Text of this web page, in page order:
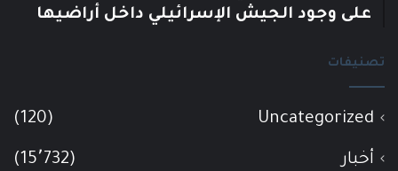
على وجود الجيش الإسرائيلي داخل أراضيها
تصنيفات
Uncategorized
(120)
أخبار (15٬732)